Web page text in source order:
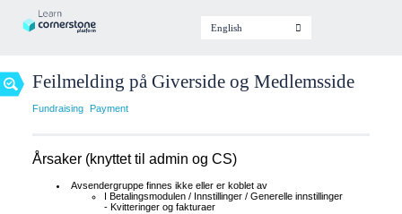
Find
lesson
Beginner
Intermediary
English
Feilmelding på Giverside og Medlemsside
Fundraising Payment
Årsaker (knyttet til admin og CS)
Avsendergruppe finnes ikke eller er koblet av
I Betalingsmodulen / Innstillinger / Generelle innstillinger
- Kvitteringer og fakturaer